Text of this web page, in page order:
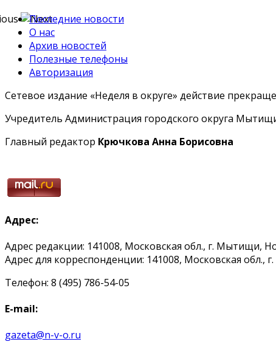
Последние новости
О нас
Архив новостей
Полезные телефоны
Авторизация
Сетевое издание «Неделя в округе» действие
Учредитель Администрация городского округа
Главный редактор Крючкова Анна Борисовна
Адрес:
Адрес редакции: 141008, Московская обл., г. Мытищи,
Адрес для корреспонденции: 141008, Московская обл.,
Телефон: 8 (495) 786-54-05
E-mail:
gazeta@n-v-o.ru